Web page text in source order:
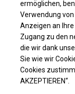
ermöglichen,
Verwendung
Anzeigen an
Zugang zu den
die wir dank
Sie wie wir
Cookies
AKZEPTIEREN“.